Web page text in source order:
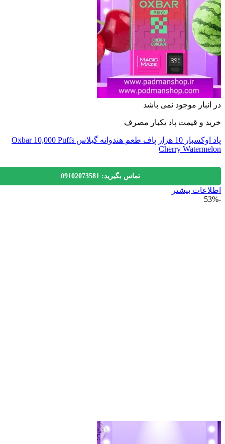
موجود نمی باشد
و قیمت پاد یکبار مصرف
پاد اوکسبار 10 هزار پاف طعم هندوانه گیلاس Oxbar 10,000 Puffs
Cherry
تماس بگیرید: 09102073581
بیشتر